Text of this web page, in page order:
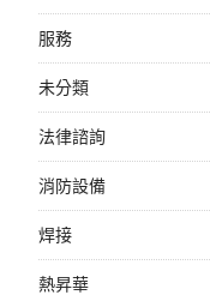
服務
未分類
法律諮詢
消防設備
焊接
熱昇華